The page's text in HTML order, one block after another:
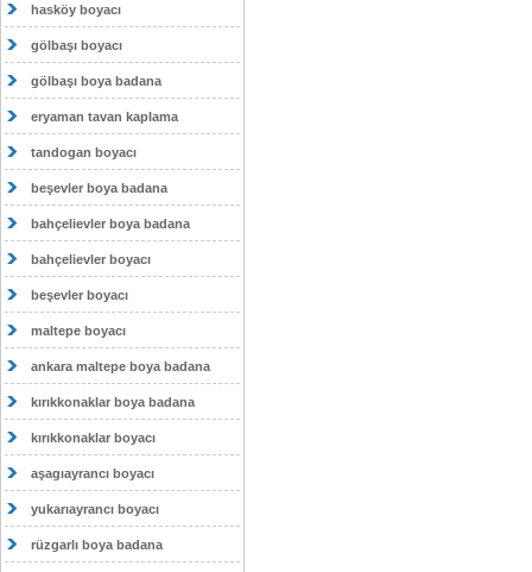
hasköy boyacı
gölbaşı boyacı
gölbaşı boya badana
eryaman tavan kaplama
tandogan boyacı
beşevler boya badana
bahçelievler boya badana
bahçelievler boyacı
beşevler boyacı
maltepe boyacı
ankara maltepe boya badana
kırıkkonaklar boya badana
kırıkkonaklar boyacı
aşagıayrancı boyacı
yukarıayrancı boyacı
rüzgarlı boya badana